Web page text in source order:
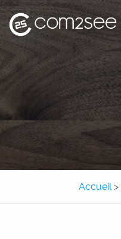
Accueil>